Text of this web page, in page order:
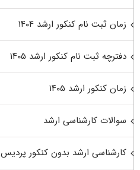
زمان ثبت نام کنکور ارشد ۱۴۰۴
دفترچه ثبت نام کنکور ارشد ۱۴۰۵
زمان کنکور ارشد ۱۴۰۵
سوالات کارشناسی ارشد
کارشناسی ارشد بدون کنکور پردیس